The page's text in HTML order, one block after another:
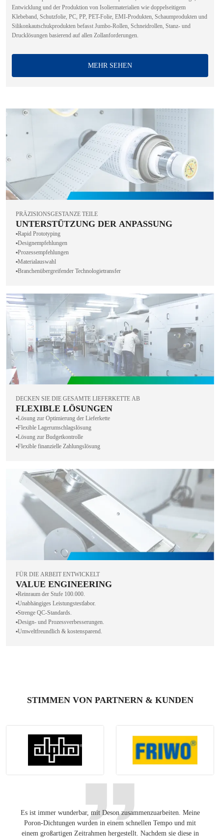
Entwicklung und der Produktion von Isoliermaterialien wie doppelseitigem
Klebeband, Schutzfolie, PC, PP, PET-Folie, EMI-Produkten, Schaumprodukten und
Silikonkautschukprodukten befasst Jumbo-Rollen, Schneidrollen, Stanz- und
Drucklösungen basierend auf allen Zollanforderungen.
MEHR SEHEN
PRÄZISIONSGESTANZE TEILE
UNTERSTÜTZUNG DER ANPASSUNG
▪️Rapid Prototyping
▪️Designempfehlungen
▪️Prozessempfehlungen
▪️Materialauswahl
▪️Branchenübergreifender Technologietransfer
DECKEN SIE DIE GESAMTE LIEFERKETTE AB
FLEXIBLE LÖSUNGEN
▪️Lösung zur Optimierung der Lieferkette
▪️Flexible Lagerumschlagslösung
▪️Lösung zur Budgetkontrolle
▪️Flexible finanzielle Zahlungslösung
FÜR DIE ARBEIT ENTWICKELT
VALUE ENGINEERING
▪️Reinraum der Stufe 100.000.
▪️Unabhängiges Leistungstestlabor.
▪️Strenge QC-Standards.
▪️Design- und Prozessverbesserungen.
▪️Umweltfreundlich & kostensparend.
STIMMEN VON PARTNERN & KUNDEN
Es ist immer wunderbar, mit Deson zusammenzuarbeiten. Meine
Poron-Dichtungen wurden in einem schnellen Tempo und mit
einem großartigen Zeitrahmen hergestellt. Nachdem sie diese in